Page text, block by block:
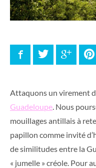
FacebookTwitter Google+
Attaquons un virement
Guadeloupe. Nous
mouillages antillais à
papillon comme invité
de similitudes entre la
« jumelle » créole. Pour